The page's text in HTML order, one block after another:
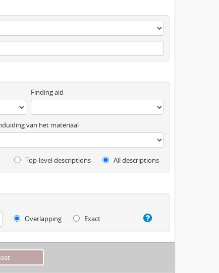
Finding aid
van het materiaal
Top-level descriptions All descriptions
Overlapping
Exact